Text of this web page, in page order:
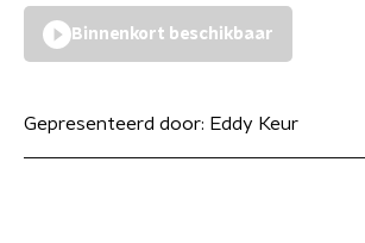
Binnenkort beschikbaar
Gepresenteerd door: Eddy Keur